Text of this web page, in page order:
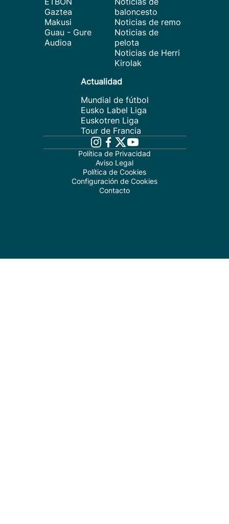
Gaztea
Makusi
Guau - Gure
Audioa
baloncesto
Noticias de remo
Noticias de
pelota
Noticias de Herri
Kirolak
Actualidad
Mundial de fútbol
Eusko Label Liga
Euskotren Liga
Tour de Francia
Política de Privacidad
Aviso Legal
Política de Cookies
Configuración de Cookies
Contacto